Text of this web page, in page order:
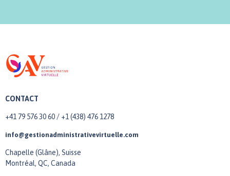
CONTACT
+41 79 576 30 60 / +1 (438) 476 1278
info@gestionadministrativevirtuelle.com
Chapelle (Glâne), Suisse
Montréal, QC, Canada